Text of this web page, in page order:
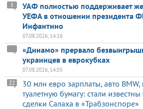
УАФ полностью поддерживает
УЕФА в отношении президента
Инфантино
5
07.08.2026, 14:26
«Динамо» прервало
украинцев в еврокубках
07.08.2026, 14:05
30 млн евро зарплаты, авто
туалетную бумагу: стали
сделки Салаха в «Трабзонспоре»
22